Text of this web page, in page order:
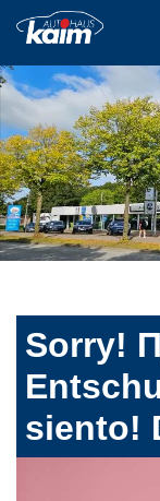
Sorry!
siento!